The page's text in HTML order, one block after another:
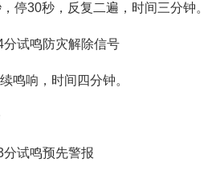
停30秒，反复二遍，时间三分钟。
试鸣防灾解除信号
鸣响，时间四分钟。
试鸣预先警报